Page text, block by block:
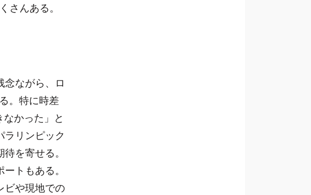
さんある。
念ながら、ロ
。特に時差
かった」と
ラリンピック
を寄せる。
トもある。
ビや現地での